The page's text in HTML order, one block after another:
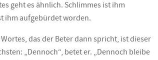
geht es ähnlich. Schlimmes ist ihm
ihm aufgebürdet worden.
das der Beter dann spricht, ist dieser
„Dennoch“, betet er. „Dennoch bleibe